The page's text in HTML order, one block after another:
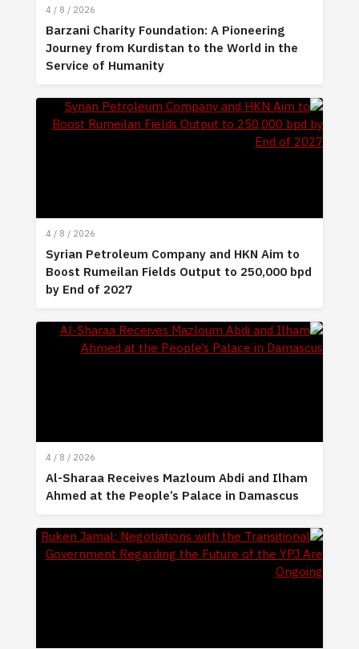
4 / 8 / 2026
Barzani Charity Foundation: A Pioneering
Journey from Kurdistan to the World in the
Service of Humanity
4 / 8 / 2026
Syrian Petroleum Company and HKN Aim to
Boost Rumeilan Fields Output to 250,000 bpd
by End of 2027
4 / 8 / 2026
Al-Sharaa Receives Mazloum Abdi and Ilham
Ahmed at the People’s Palace in Damascus